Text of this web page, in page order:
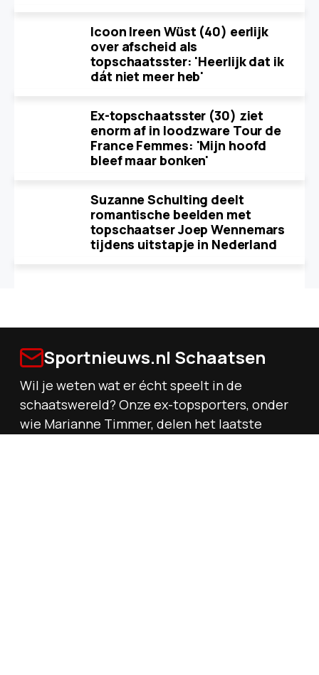
Icoon Ireen Wüst (40) eerlijk
over afscheid als
topschaatsster: 'Heerlijk dat ik
dát niet meer heb'
Ex-topschaatsster (30) ziet
enorm af in loodzware Tour de
France Femmes: 'Mijn hoofd
bleef maar bonken'
Suzanne Schulting deelt
romantische beelden met
topschaatser Joep Wennemars
tijdens uitstapje in Nederland